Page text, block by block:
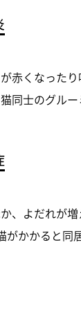
赤くなった
同士のグルー
、よだれが
かかると同